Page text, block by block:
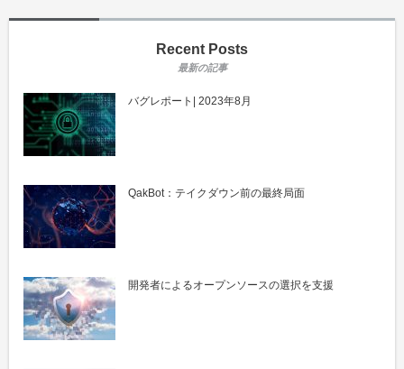
Recent Posts
バグレポート| 2023年8月
QakBot：テイクダウン前の最終局面
開発者によるオープンソースの選択を支援